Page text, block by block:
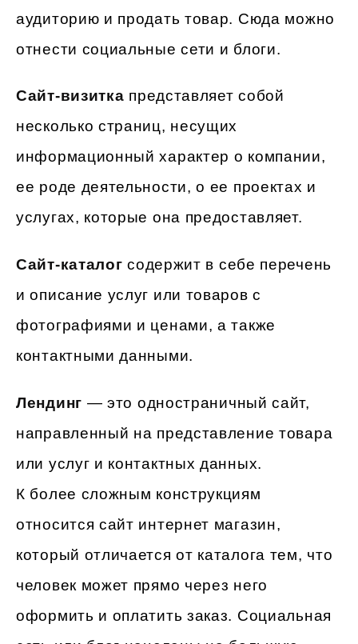
аудиторию и продать товар. Сюда можно
отнести социальные сети и блоги.
Сайт-визитка представляет собой
несколько страниц, несущих
информационный характер о компании,
ее роде деятельности, о ее проектах и
услугах, которые она предоставляет.
Сайт-каталог содержит в себе перечень
и описание услуг или товаров с
фотографиями и ценами, а также
контактными данными.
Лендинг — это одностраничный сайт,
направленный на представление товара
или услуг и контактных данных.
К более сложным конструкциям
относится сайт интернет магазин,
который отличается от каталога тем, что
человек может прямо через него
оформить и оплатить заказ. Социальная